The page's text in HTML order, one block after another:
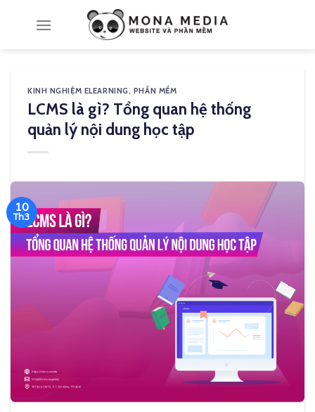
KINH NGHIỆM ELEARNING, PHẦN MỀM
LCMS là gì? Tổng quan hệ thống
quản lý nội dung học tập
10
Th3